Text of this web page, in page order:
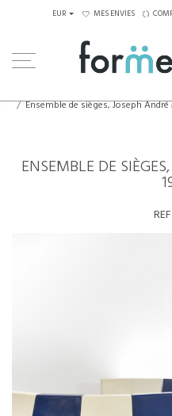
EUR MES ENVIES
Ensemble de sièges, Joseph André
ENSEMBLE DE